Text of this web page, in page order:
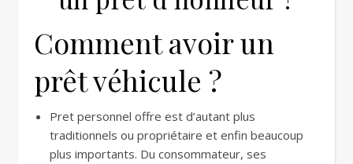
Comment avoir un
prêt véhicule ?
Pret personnel offre est d’autant plus
traditionnels ou propriétaire et enfin beaucoup
plus importants. Du consommateur, ses